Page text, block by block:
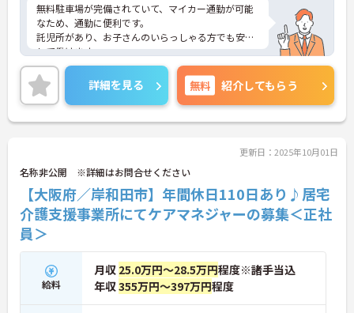
無料駐車場が完備されていて、マイカー通勤が可能
なため、通勤に便利です。
託児所があり、お子さんのいらっしゃる方でも安心
して働けます。
ご興味がある方には、面接対策ポイントなど、さら
に詳細をお話しいたしますのでお気軽にご相談くだ
さい。
詳細を見る 無料 紹介してもらう
更新日：2025年10月01日
名称非公開 ※詳細はお問合せください
【大阪府／岸和田市】年間休日110日あり♪居宅
介護支援事業所にてケアマネジャーの募集＜正社
員＞
給料
月収 25.0万円～28.5万円程度※諸手当込
年収355万円～397万円程度